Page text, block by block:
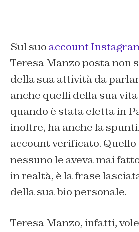
Sul suo account
Teresa Manzo posta non
della sua attività da
anche quelli della sua
quando è stata eletta in
inoltre, ha anche la
account verificato. Quello
nessuno le aveva mai
in realtà, è la frase
della sua bio personale.
Teresa Manzo, infatti,